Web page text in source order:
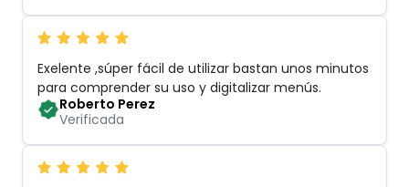
Exelente ,súper fácil de utilizar bastan unos minutos
para comprender su uso y digitalizar menús.
Roberto Perez
Verificada